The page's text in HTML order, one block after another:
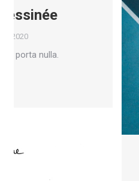
2020
porta nulla.